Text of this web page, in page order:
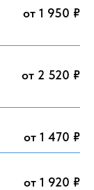
от 1 950 ₽
от 2 520 ₽
от 1 470 ₽
от 1 920 ₽